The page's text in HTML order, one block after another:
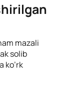
mazali
solib
ko’rk